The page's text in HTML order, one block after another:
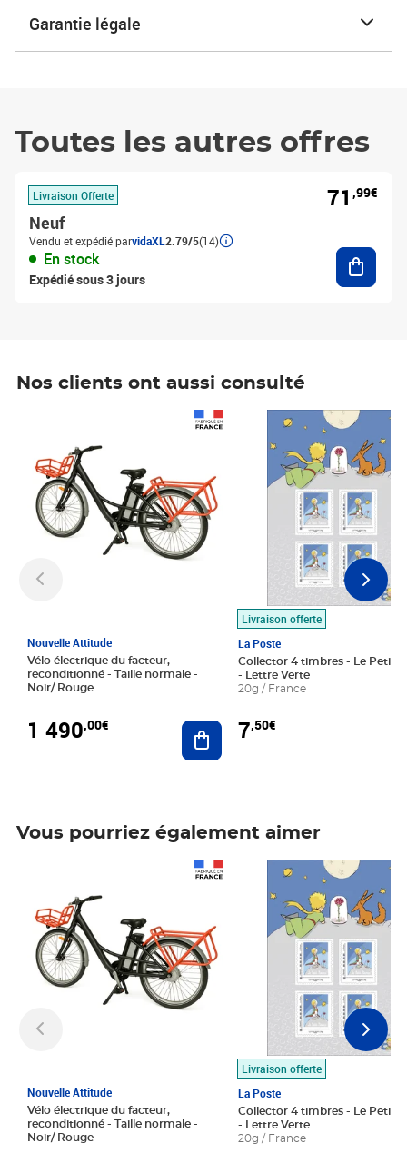
Garantie légale
Toutes les autres offres
Livraison Offerte
Neuf
Vendu et expédié parvidaXL 2.79/5(14)
En stock
Expédié sous 3 jours
71 ,99€
Nos clients ont aussi consulté
Nouvelle Attitude
Vélo électrique du facteur,
reconditionné - Taille normale -
Noir/ Rouge
1 490,00€ Ajouter au panier
Livraison offerte
La Poste
Collector 4 timbres - Le Petit
- Lettre Verte
20g / France
7,50€
Prix 7,50€
Vous pourriez également aimer
Nouvelle Attitude
Vélo électrique du facteur,
reconditionné - Taille normale -
Noir/ Rouge
Livraison offerte
La Poste
Collector 4 timbres - Le Petit
- Lettre Verte
20g / France
Prix 7,50€